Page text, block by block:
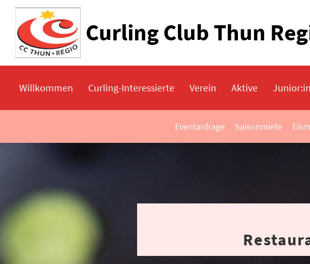
Curling Club Thun
Willkommen Curling-Interessierte Verein Aktive
Eventanfrage Saisonmiete